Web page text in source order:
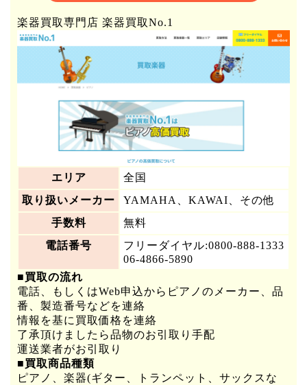
楽器買取専門店 楽器買取No.1
エリア
全国
取り扱いメーカー
YAMAHA、KAWAI、その他
手数料
無料
電話番号
フリーダイヤル:0800-888-1333
06-4866-5890
■買取の流れ
電話、もしくはWeb申込からピアノのメーカー、品
番、製造番号などを連絡
情報を基に買取価格を連絡
了承頂けましたら品物のお引取り手配
運送業者がお引取り
■買取商品種類
ピアノ、楽器(ギター、トランペット、サックスな